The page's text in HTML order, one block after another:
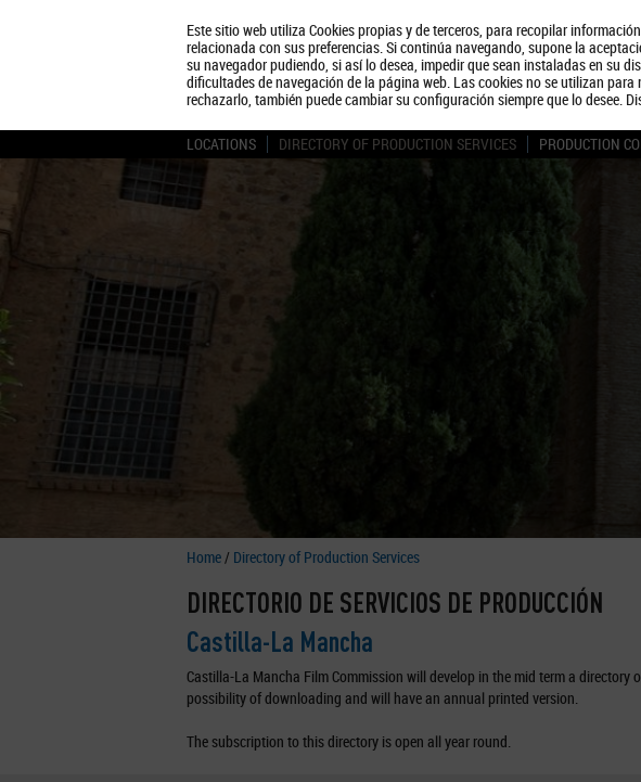
Este sitio web utiliza Cookies propias y de terceros, para recopilar
relacionada con sus preferencias. Si continúa navegando, supone la
su navegador pudiendo, si así lo desea, impedir que sean instaladas en su
dificultades de navegación de la página web. Las cookies no se utilizan
rechazarlo, también puede cambiar su configuración siempre que lo desee.
LOCATIONS DIRECTORY OF PRODUCTION SERVICES PRODUCTION
Home/ Directory of Production Services
DIRECTORIO DE SERVICIOS DE PRODUCCIÓN
Castilla-La Mancha
Castilla-La Mancha Film Commission will develop in the mid term a
possibility of downloading and will have an annual printed version.
The subscription to this directory is open all year round.